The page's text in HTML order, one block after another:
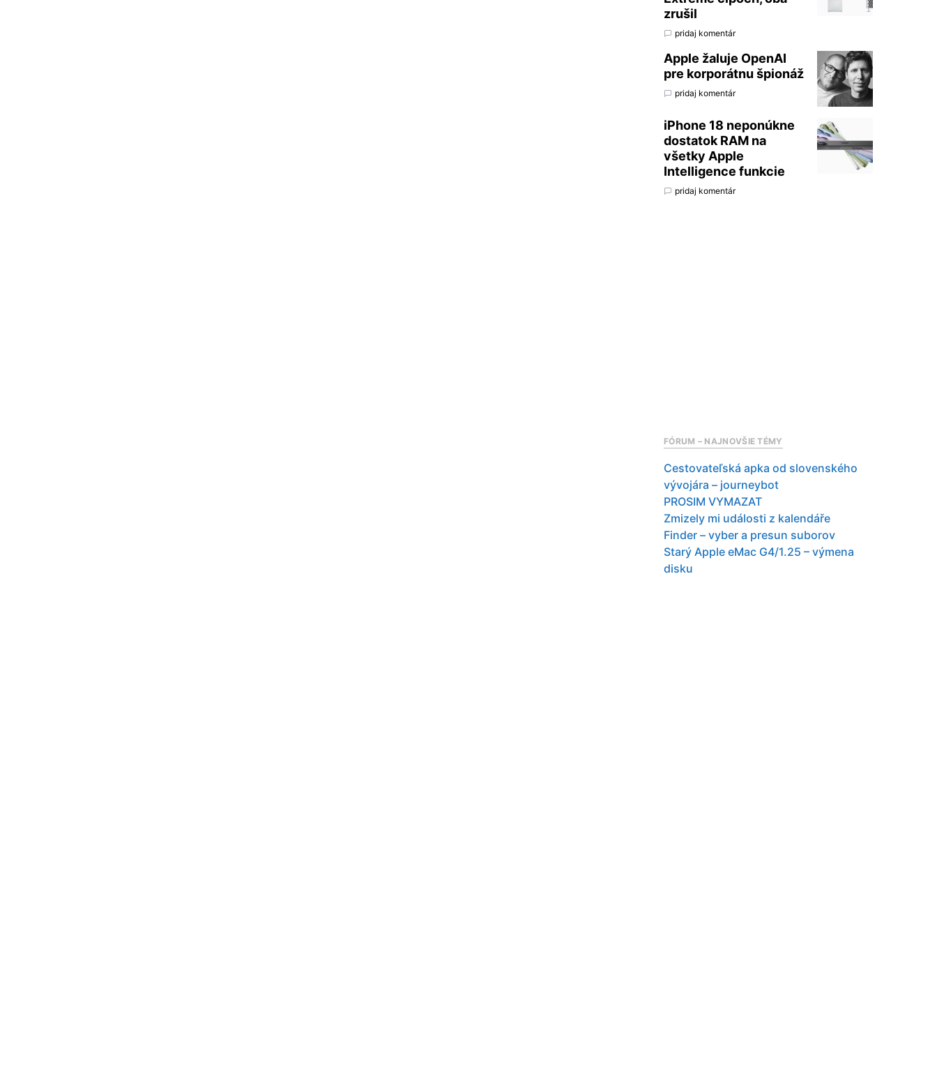
zrušil
pridaj komentár
Apple žaluje OpenAI
pre korporátnu špionáž
pridaj komentár
iPhone 18 neponúkne
dostatok RAM na
všetky Apple
Intelligence funkcie
pridaj komentár
FÓRUM – NAJNOVŠIE TÉMY
Cestovateľská apka od slovenského
vývojára – journeybot
PROSIM VYMAZAT
Zmizely mi události z kalendáře
Finder – vyber a presun suborov
Starý Apple eMac G4/1.25 – výmena
disku